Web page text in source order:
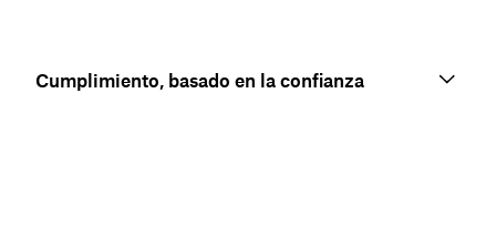
Cumplimiento, basado en la confianza